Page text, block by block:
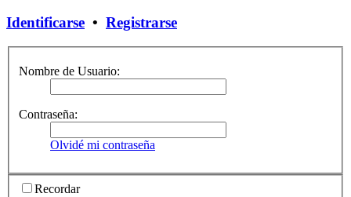
Identificarse • Registrarse
Nombre de Usuario:
Contraseña:
Olvidé mi contraseña
Recordar